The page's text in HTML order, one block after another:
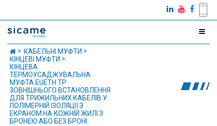
КАБЕЛЬНІ МУФТИ
КІНЦЕВІ МУФТИ
КІНЦЕВА
ТЕРМОУСАДЖУВАЛЬНА
МУФТА EUETH TP
ЗОВНІШНЬОГО ВСТАНОВЛЕННЯ
ДЛЯ ТРИЖИЛЬНИХ КАБЕЛІВ У
ПОЛІМЕРНІЙ ІЗОЛЯЦІЇ З
ЕКРАНОМ НА КОЖНІЙ ЖИЛІ З
БРОНЕЮ АБО БЕЗ БРОНІ.